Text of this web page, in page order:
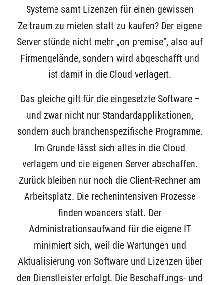
Systeme samt Lizenzen für einen gewissen
Zeitraum zu mieten statt zu kaufen? Der eigene
Server stünde nicht mehr „on premise“, also auf
Firmengelände, sondern wird abgeschafft und
ist damit in die Cloud verlagert.
Das gleiche gilt für die eingesetzte Software –
und zwar nicht nur Standardapplikationen,
sondern auch branchenspezifische Programme.
Im Grunde lässt sich alles in die Cloud
verlagern und die eigenen Server abschaffen.
Zurück bleiben nur noch die Client-Rechner am
Arbeitsplatz. Die rechenintensiven Prozesse
finden woanders statt. Der
Administrationsaufwand für die eigene IT
minimiert sich, weil die Wartungen und
Aktualisierung von Software und Lizenzen über
den Dienstleister erfolgt. Die Beschaffungs- und